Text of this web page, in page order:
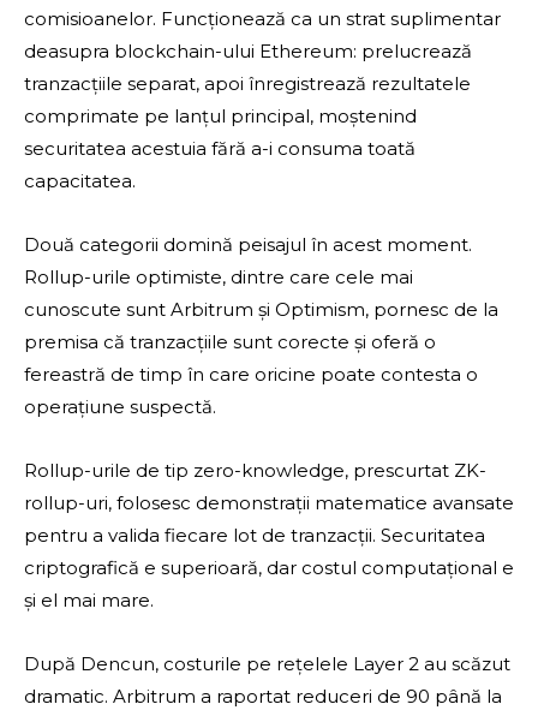
comisioanelor. Funcționează ca un strat suplimentar
deasupra blockchain-ului Ethereum: prelucrează
tranzacțiile separat, apoi înregistrează rezultatele
comprimate pe lanțul principal, moștenind
securitatea acestuia fără a-i consuma toată
capacitatea.
Două categorii domină peisajul în acest moment.
Rollup-urile optimiste, dintre care cele mai
cunoscute sunt Arbitrum și Optimism, pornesc de la
premisa că tranzacțiile sunt corecte și oferă o
fereastră de timp în care oricine poate contesta o
operațiune suspectă.
Rollup-urile de tip zero-knowledge, prescurtat ZK-
rollup-uri, folosesc demonstrații matematice avansate
pentru a valida fiecare lot de tranzacții. Securitatea
criptografică e superioară, dar costul computațional e
și el mai mare.
După Dencun, costurile pe rețelele Layer 2 au scăzut
dramatic. Arbitrum a raportat reduceri de 90 până la